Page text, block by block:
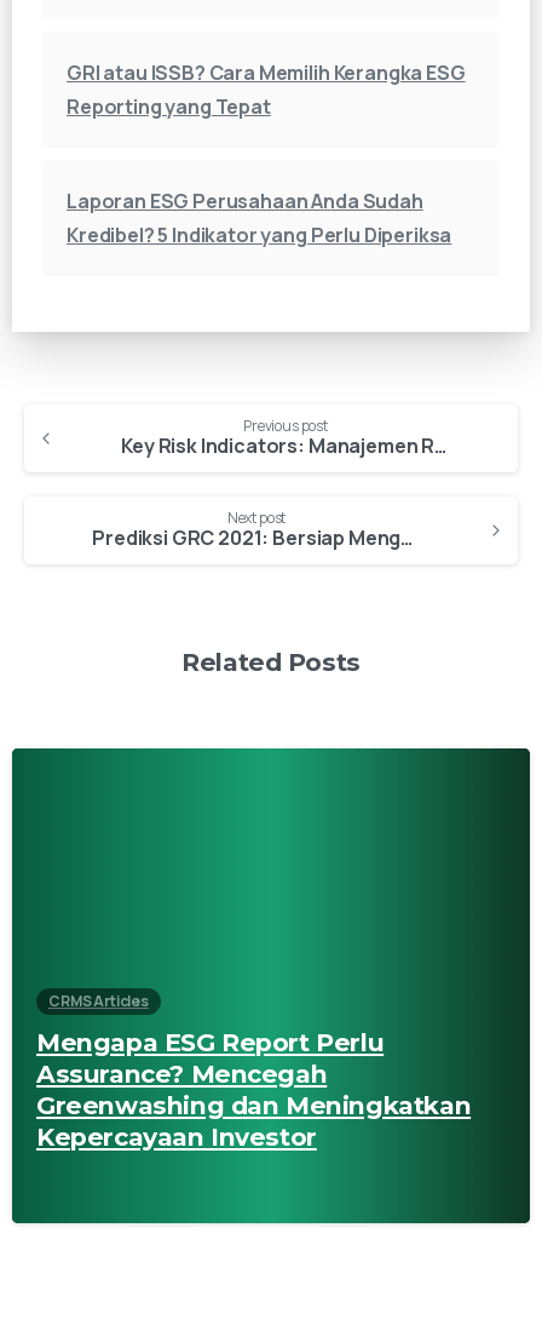
GRI atau ISSB? Cara Memilih Kerangka ESG
Reporting yang Tepat
Laporan ESG Perusahaan Anda Sudah
Kredibel? 5 Indikator yang Perlu Diperiksa
Reading
Previous post
Key Risk Indicators: Manajemen Risiko untuk Meningkatkan Ketahanan
Next post
Prediksi GRC 2021: Bersiap Menghadapi Era Digital Modern
Related Posts
CRMS Articles
Mengapa ESG Report Perlu
Assurance? Mencegah
Greenwashing dan Meningkatkan
Kepercayaan Investor